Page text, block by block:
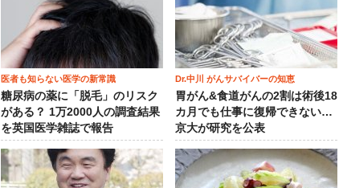
医者も知らない医学の新常識
糖尿病の薬に「脱毛」のリスク
がある？ 1万2000人の調査結果
を英国医学雑誌で報告
Dr.中川 がんサバイバーの知恵
胃がん&食道がんの2割は術後18
カ月でも仕事に復帰できない…
京大が研究を公表